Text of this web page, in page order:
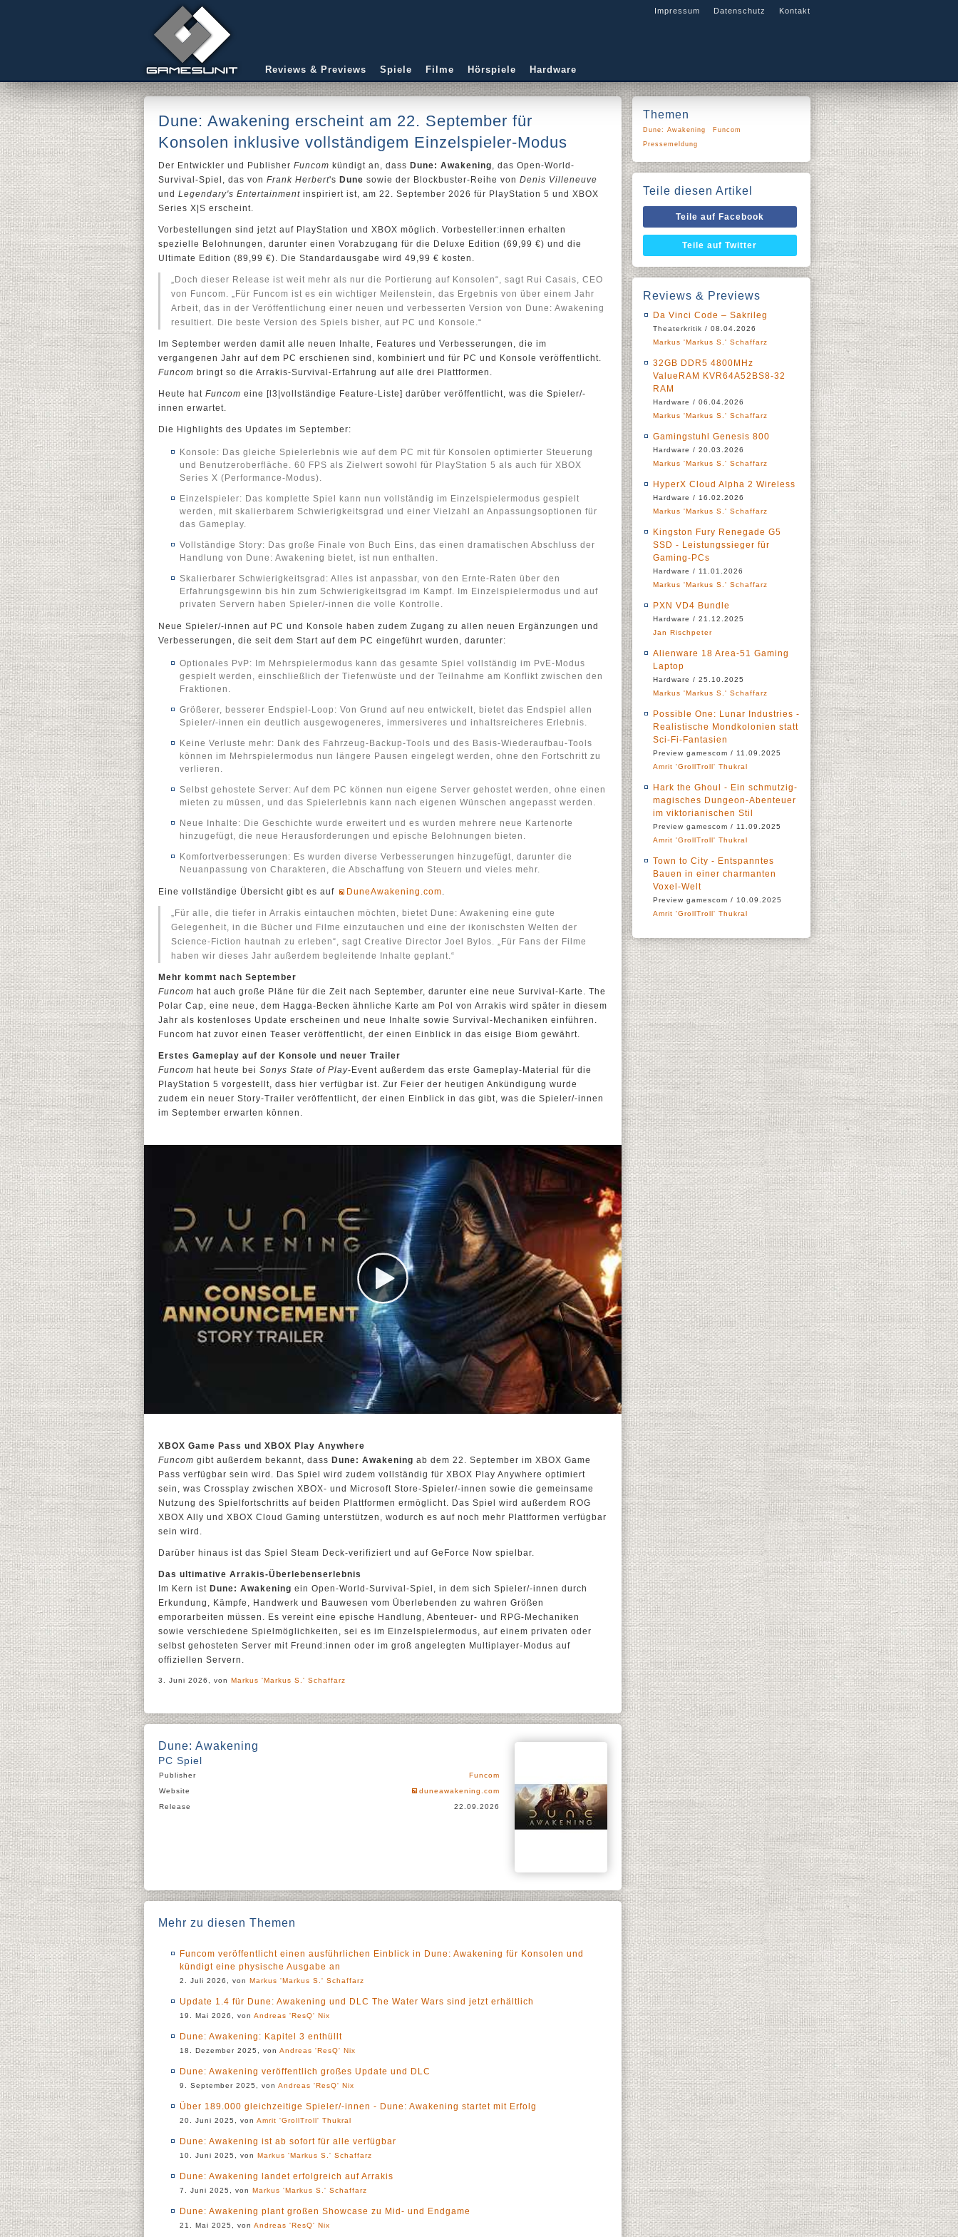
Impressum Datenschutz Kontakt
Reviews & Previews Spiele Filme Hörspiele Hardware
Dune: Awakening erscheint am 22. September für
Konsolen inklusive vollständigem Einzelspieler-Modus
Der Entwickler und Publisher Funcom kündigt an, dass Dune: Awakening, das Open-World-
Survival-Spiel, das von Frank Herbert's Dune sowie der Blockbuster-Reihe von Denis Villeneuve
und Legendary's Entertainment inspiriert ist, am 22. September 2026 für PlayStation 5 und XBOX
Series X|S erscheint.
Vorbestellungen sind jetzt auf PlayStation und XBOX möglich. Vorbesteller:innen erhalten
spezielle Belohnungen, darunter einen Vorabzugang für die Deluxe Edition (69,99 €) und die
Ultimate Edition (89,99 €). Die Standardausgabe wird 49,99 € kosten.
„Doch dieser Release ist weit mehr als nur die Portierung auf Konsolen“, sagt Rui Casais, CEO
von Funcom. „Für Funcom ist es ein wichtiger Meilenstein, das Ergebnis von über einem Jahr
Arbeit, das in der Veröffentlichung einer neuen und verbesserten Version von Dune: Awakening
resultiert. Die beste Version des Spiels bisher, auf PC und Konsole.“
Im September werden damit alle neuen Inhalte, Features und Verbesserungen, die im
vergangenen Jahr auf dem PC erschienen sind, kombiniert und für PC und Konsole veröffentlicht.
Funcom bringt so die Arrakis-Survival-Erfahrung auf alle drei Plattformen.
Heute hat Funcom eine [l3|vollständige Feature-Liste] darüber veröffentlicht, was die Spieler/-
innen erwartet.
Die Highlights des Updates im September:
Konsole: Das gleiche Spielerlebnis wie auf dem PC mit für Konsolen optimierter Steuerung
und Benutzeroberfläche. 60 FPS als Zielwert sowohl für PlayStation 5 als auch für XBOX
Series X (Performance-Modus).
Einzelspieler: Das komplette Spiel kann nun vollständig im Einzelspielermodus gespielt
werden, mit skalierbarem Schwierigkeitsgrad und einer Vielzahl an Anpassungsoptionen für
das Gameplay.
Vollständige Story: Das große Finale von Buch Eins, das einen dramatischen Abschluss der
Handlung von Dune: Awakening bietet, ist nun enthalten.
Skalierbarer Schwierigkeitsgrad: Alles ist anpassbar, von den Ernte-Raten über den
Erfahrungsgewinn bis hin zum Schwierigkeitsgrad im Kampf. Im Einzelspielermodus und auf
privaten Servern haben Spieler/-innen die volle Kontrolle.
Neue Spieler/-innen auf PC und Konsole haben zudem Zugang zu allen neuen Ergänzungen und
Verbesserungen, die seit dem Start auf dem PC eingeführt wurden, darunter:
Optionales PvP: Im Mehrspielermodus kann das gesamte Spiel vollständig im PvE-Modus
gespielt werden, einschließlich der Tiefenwüste und der Teilnahme am Konflikt zwischen den
Fraktionen.
Größerer, besserer Endspiel-Loop: Von Grund auf neu entwickelt, bietet das Endspiel allen
Spieler/-innen ein deutlich ausgewogeneres, immersiveres und inhaltsreicheres Erlebnis.
Keine Verluste mehr: Dank des Fahrzeug-Backup-Tools und des Basis-Wiederaufbau-Tools
können im Mehrspielermodus nun längere Pausen eingelegt werden, ohne den Fortschritt zu
verlieren.
Selbst gehostete Server: Auf dem PC können nun eigene Server gehostet werden, ohne einen
mieten zu müssen, und das Spielerlebnis kann nach eigenen Wünschen angepasst werden.
Neue Inhalte: Die Geschichte wurde erweitert und es wurden mehrere neue Kartenorte
hinzugefügt, die neue Herausforderungen und epische Belohnungen bieten.
Komfortverbesserungen: Es wurden diverse Verbesserungen hinzugefügt, darunter die
Neuanpassung von Charakteren, die Abschaffung von Steuern und vieles mehr.
Eine vollständige Übersicht gibt es auf DuneAwakening.com.
„Für alle, die tiefer in Arrakis eintauchen möchten, bietet Dune: Awakening eine gute
Gelegenheit, in die Bücher und Filme einzutauchen und eine der ikonischsten Welten der
Science-Fiction hautnah zu erleben“, sagt Creative Director Joel Bylos. „Für Fans der Filme
haben wir dieses Jahr außerdem begleitende Inhalte geplant.“
Mehr kommt nach September
Funcom hat auch große Pläne für die Zeit nach September, darunter eine neue Survival-Karte. The
Polar Cap, eine neue, dem Hagga-Becken ähnliche Karte am Pol von Arrakis wird später in diesem
Jahr als kostenloses Update erscheinen und neue Inhalte sowie Survival-Mechaniken einführen.
Funcom hat zuvor einen Teaser veröffentlicht, der einen Einblick in das eisige Biom gewährt.
Erstes Gameplay auf der Konsole und neuer Trailer
Funcom hat heute bei Sonys State of Play-Event außerdem das erste Gameplay-Material für die
PlayStation 5 vorgestellt, dass hier verfügbar ist. Zur Feier der heutigen Ankündigung wurde
zudem ein neuer Story-Trailer veröffentlicht, der einen Einblick in das gibt, was die Spieler/-innen
im September erwarten können.
XBOX Game Pass und XBOX Play Anywhere
Funcom gibt außerdem bekannt, dass Dune: Awakening ab dem 22. September im XBOX Game
Pass verfügbar sein wird. Das Spiel wird zudem vollständig für XBOX Play Anywhere optimiert
sein, was Crossplay zwischen XBOX- und Microsoft Store-Spieler/-innen sowie die gemeinsame
Nutzung des Spielfortschritts auf beiden Plattformen ermöglicht. Das Spiel wird außerdem ROG
XBOX Ally und XBOX Cloud Gaming unterstützen, wodurch es auf noch mehr Plattformen verfügbar
sein wird.
Darüber hinaus ist das Spiel Steam Deck-verifiziert und auf GeForce Now spielbar.
Das ultimative Arrakis-Überlebenserlebnis
Im Kern ist Dune: Awakening ein Open-World-Survival-Spiel, in dem sich Spieler/-innen durch
Erkundung, Kämpfe, Handwerk und Bauwesen vom Überlebenden zu wahren Größen
emporarbeiten müssen. Es vereint eine epische Handlung, Abenteuer- und RPG-Mechaniken
sowie verschiedene Spielmöglichkeiten, sei es im Einzelspielermodus, auf einem privaten oder
selbst gehosteten Server mit Freund:innen oder im groß angelegten Multiplayer-Modus auf
offiziellen Servern.
3. Juni 2026, von Markus 'Markus S.' Schaffarz
Dune: Awakening
PC Spiel
Publisher
Funcom
Website
duneawakening.com
Release
22.09.2026
Mehr zu diesen Themen
Funcom veröffentlicht einen ausführlichen Einblick in Dune: Awakening für Konsolen und
kündigt eine physische Ausgabe an
2. Juli 2026, von Markus 'Markus S.' Schaffarz
Update 1.4 für Dune: Awakening und DLC The Water Wars sind jetzt erhältlich
19. Mai 2026, von Andreas 'ResQ' Nix
Dune: Awakening: Kapitel 3 enthüllt
18. Dezember 2025, von Andreas 'ResQ' Nix
Dune: Awakening veröffentlich großes Update und DLC
9. September 2025, von Andreas 'ResQ' Nix
Über 189.000 gleichzeitige Spieler/-innen - Dune: Awakening startet mit Erfolg
20. Juni 2025, von Amrit 'GrollTroll' Thukral
Dune: Awakening ist ab sofort für alle verfügbar
10. Juni 2025, von Markus 'Markus S.' Schaffarz
Dune: Awakening landet erfolgreich auf Arrakis
7. Juni 2025, von Markus 'Markus S.' Schaffarz
Dune: Awakening plant großen Showcase zu Mid- und Endgame
21. Mai 2025, von Andreas 'ResQ' Nix
Themen
Dune: Awakening
Funcom
Pressemeldung
Teile diesen Artikel
Teile auf Facebook
Teile auf Twitter
Reviews & Previews
Da Vinci Code – Sakrileg
Theaterkritik / 08.04.2026
Markus 'Markus S.' Schaffarz
32GB DDR5 4800MHz
ValueRAM KVR64A52BS8-32
RAM
Hardware / 06.04.2026
Markus 'Markus S.' Schaffarz
Gamingstuhl Genesis 800
Hardware / 20.03.2026
Markus 'Markus S.' Schaffarz
HyperX Cloud Alpha 2 Wireless
Hardware / 16.02.2026
Markus 'Markus S.' Schaffarz
Kingston Fury Renegade G5
SSD - Leistungssieger für
Gaming-PCs
Hardware / 11.01.2026
Markus 'Markus S.' Schaffarz
PXN VD4 Bundle
Hardware / 21.12.2025
Jan Rischpeter
Alienware 18 Area-51 Gaming
Laptop
Hardware / 25.10.2025
Markus 'Markus S.' Schaffarz
Possible One: Lunar Industries -
Realistische Mondkolonien statt
Sci-Fi-Fantasien
Preview gamescom / 11.09.2025
Amrit 'GrollTroll' Thukral
Hark the Ghoul - Ein schmutzig-
magisches Dungeon-Abenteuer
im viktorianischen Stil
Preview gamescom / 11.09.2025
Amrit 'GrollTroll' Thukral
Town to City - Entspanntes
Bauen in einer charmanten
Voxel-Welt
Preview gamescom / 10.09.2025
Amrit 'GrollTroll' Thukral